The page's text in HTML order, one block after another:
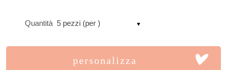
Quantità 5 pezzi (per )
personalizza